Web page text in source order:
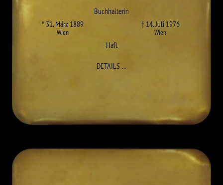
Buchhalterin
* 31. März 1889
Wien
† 14. Juli 1976
Wien
Haft
DETAILS…ZU HILDEGARD ANGER